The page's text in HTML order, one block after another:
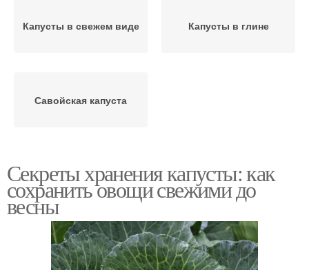
Капусты в свежем виде Капусты в глине
Савойская капуста
Секреты хранения капусты: как
сохранить овощи свежими до
весны